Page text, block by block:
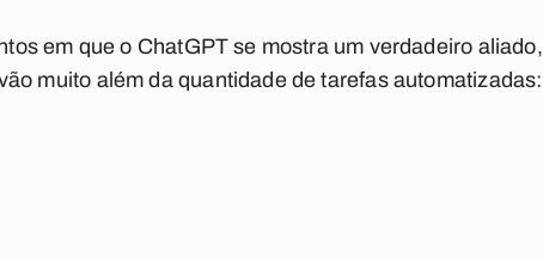
em que o ChatGPT se mostra um verdadeiro aliado,
muito além da quantidade de tarefas automatizadas: